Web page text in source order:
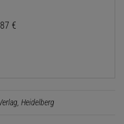
€
Heidelberg